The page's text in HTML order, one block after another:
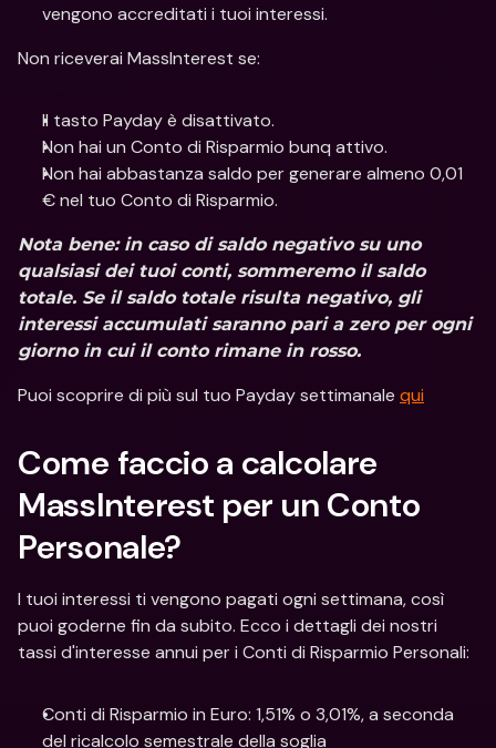
vengono accreditati i tuoi interessi.
Non riceverai MassInterest se:
Il tasto Payday è disattivato.
Non hai un Conto di Risparmio bunq attivo.
Non hai abbastanza saldo per generare almeno 0,01
€ nel tuo Conto di Risparmio.
Nota bene: in caso di saldo negativo su uno
qualsiasi dei tuoi conti, sommeremo il saldo
totale. Se il saldo totale risulta negativo, gli
interessi accumulati saranno pari a zero per ogni
giorno in cui il conto rimane in rosso.
Puoi scoprire di più sul tuo Payday settimanale qui
Come faccio a calcolare
MassInterest per un Conto
Personale?
I tuoi interessi ti vengono pagati ogni settimana, così
puoi goderne fin da subito. Ecco i dettagli dei nostri
tassi d'interesse annui per i Conti di Risparmio Personali:
Conti di Risparmio in Euro: 1,51% o 3,01%, a seconda
del ricalcolo semestrale della soglia